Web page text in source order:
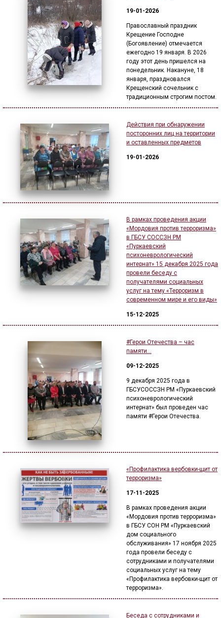
19-01-2026
Православный праздник
Крещение Господне
(Богоявление) отмечается
ежегодно 19 января. В 2026
году этот день пришелся на
понедельник. Накануне, 18
января, праздновался
Крещенский сочельник с
традиционным строгим постом.
Действия при обнаружении
посторонних лиц на территории
и оставленных предметов
19-01-2026
В рамках проведения акции
«Мордовия против терроризма»
в ГБСУ СОССЗН РМ
«Пуркаевский
психоневрологический
интернат» 15 декабря 2025 года
провели беседу с
получателями социальных
услуг на тему «Терроризм в
современном мире и его виды»
15-12-2025
#Герои Отечества – час
памяти…
09-12-2025
9 декабря 2025 года в
ГБСУСОССЗН РМ «Пуркаевский
психоневрологический
интернат» был проведен час
памяти #Герои Отечества.
«Профилактика вербовки-щит от
терроризма»
17-11-2025
В рамках проведения акции
«Мордовия против терроризма»
в ГБСУ СОН РМ «Пуркаевский
дом социального
обслуживания» 17 ноября 2025
года провели беседу с
сотрудниками и получателями
социальных услуг на тему
«Профилактика вербовки-щит от
терроризма».
Беседа с сотрудниками и